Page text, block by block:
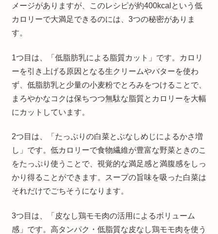
メージがありますが、このレシピが約400kcalという低
カロリーで大満足できるのには、3つの秘密がありま
す。
1つ目は、「低脂肪乳による脂質カット」です。カロリ
ーを引き上げる原因となる生クリームやバターを使わ
ず、低脂肪乳と少量の小麦粉でとろみをつけることで、
まろやかなコクは保ちつつ無駄な脂質とカロリーを大幅
にカットしています。
2つ目は、「たっぷりの白菜とぶなしめじによるかさ増
し」です。低カロリーで食物繊維が豊富な野菜ときのこ
をたっぷり使うことで、視覚的な満足感と満腹感をしっ
かり得ることができます。スープの旨味を吸った白菜は
それだけでごちそうになります。
3つ目は、「皮なし鶏モモ肉の活用によるボリューム
感」です。高タンパク・低脂質な皮なし鶏モモ肉を使う